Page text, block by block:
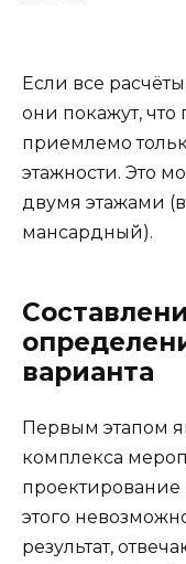
Если все
они покажут,
приемлемо
этажности. Это
двумя этажами
мансардный).
варианта
Первым этапом
комплекса
этого
результат,